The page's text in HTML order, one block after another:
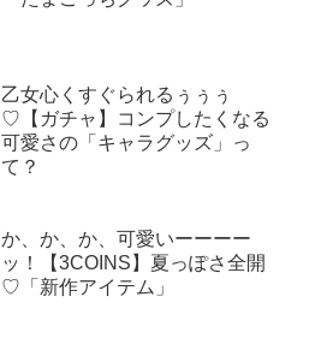
乙女心くすぐられるぅぅぅ
♡【ガチャ】コンプしたくなる
可愛さの「キャラグッズ」っ
て？
か、か、か、可愛いーーーー
ッ！【3COINS】夏っぽさ全開
♡「新作アイテム」